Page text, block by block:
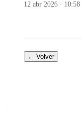
12 abr 2026 · 10:58
← Volver